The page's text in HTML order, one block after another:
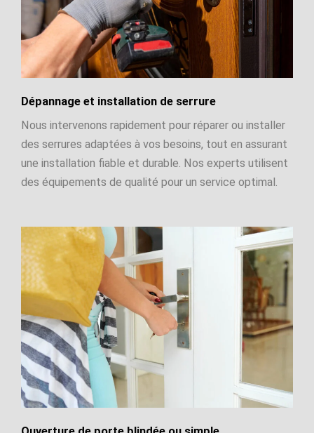
Dépannage et installation de serrure
Nous intervenons rapidement pour réparer ou installer
des serrures adaptées à vos besoins, tout en assurant
une installation fiable et durable. Nos experts utilisent
des équipements de qualité pour un service optimal.